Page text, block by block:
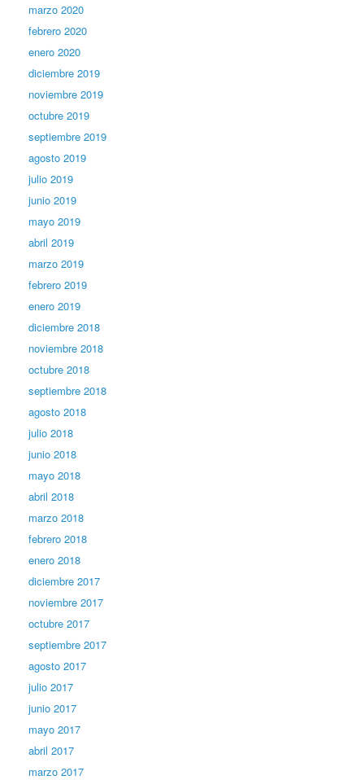
marzo 2020
febrero 2020
enero 2020
diciembre 2019
noviembre 2019
octubre 2019
septiembre 2019
agosto 2019
julio 2019
junio 2019
mayo 2019
abril 2019
marzo 2019
febrero 2019
enero 2019
diciembre 2018
noviembre 2018
octubre 2018
septiembre 2018
agosto 2018
julio 2018
junio 2018
mayo 2018
abril 2018
marzo 2018
febrero 2018
enero 2018
diciembre 2017
noviembre 2017
octubre 2017
septiembre 2017
agosto 2017
julio 2017
junio 2017
mayo 2017
abril 2017
marzo 2017